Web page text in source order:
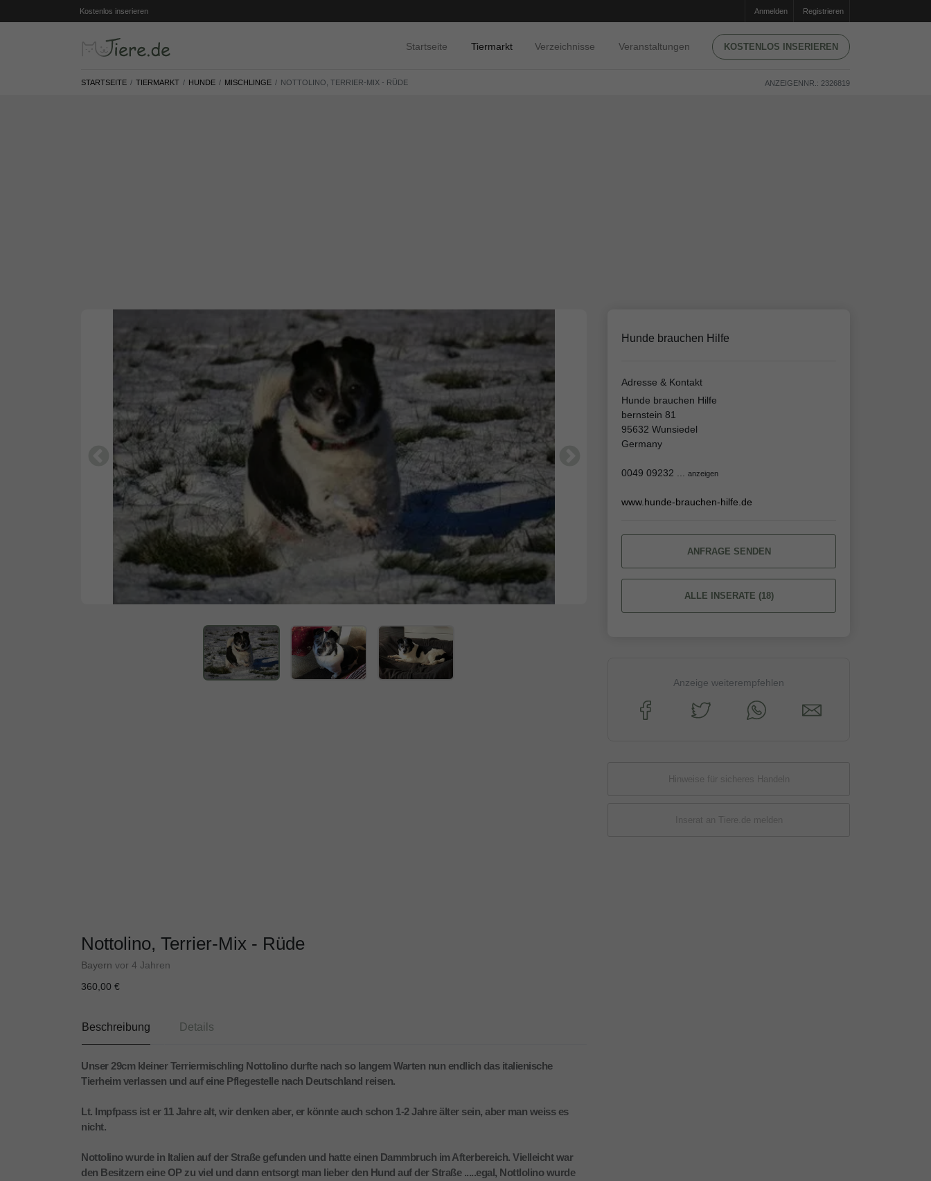
Kostenlos inserieren Anmelden Registrieren
Startseite Tiermarkt Verzeichnisse Veranstaltungen KOSTENLOS INSERIEREN
STARTSEITE TIERMARKT HUNDE MISCHLINGE NOTTOLINO, TERRIER-MIX - RÜDE ANZEIGENNR.: 2326819
Nottolino, Terrier-Mix - Rüde
Bayern vor 4 Jahren
360,00 €
Beschreibung Details
Unser 29cm kleiner Terriermischling Nottolino durfte nach so langem Warten nun endlich das italienische
Tierheim verlassen und auf eine Pflegestelle nach Deutschland reisen.
Lt. Impfpass ist er 11 Jahre alt, wir denken aber, er könnte auch schon 1-2 Jahre älter sein, aber man weiss es
nicht.
Nottolino wurde in Italien auf der Straße gefunden und hatte einen Dammbruch im Afterbereich. Vielleicht war
den Besitzern eine OP zu viel und dann entsorgt man lieber den Hund auf der Straße .....egal, Nottlolino wurde
Hunde brauchen Hilfe
Adresse & Kontakt
Hunde brauchen Hilfe
bernstein 81
95632 Wunsiedel
Germany
0049 09232 ... anzeigen
www.hunde-brauchen-hilfe.de
ANFRAGE SENDEN
ALLE INSERATE (18)
Anzeige weiterempfehlen
Hinweise für sicheres Handeln
Inserat an Tiere.de melden